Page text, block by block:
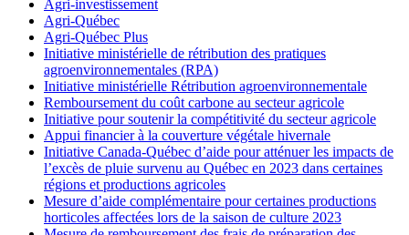
Agri-investissement
Agri-Québec
Agri-Québec Plus
Initiative ministérielle de rétribution des pratiques
agroenvironnementales (RPA)
Initiative ministérielle Rétribution agroenvironnementale
Remboursement du coût carbone au secteur agricole
Initiative pour soutenir la compétitivité du secteur agricole
Appui financier à la couverture végétale hivernale
Initiative Canada-Québec d’aide pour atténuer les impacts de
l’excès de pluie survenu au Québec en 2023 dans certaines
régions et productions agricoles
Mesure d’aide complémentaire pour certaines productions
horticoles affectées lors de la saison de culture 2023